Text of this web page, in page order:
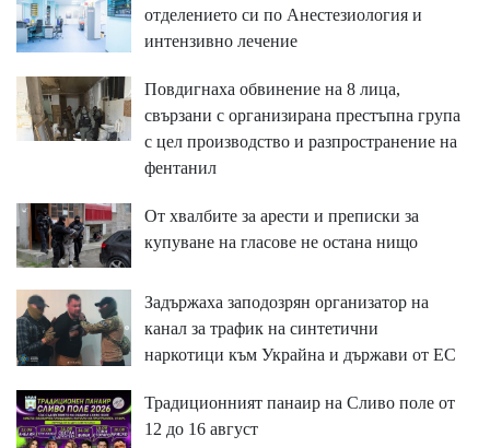
отделението си по Анестезиология и
интензивно лечение
Повдигнаха обвинение на 8 лица,
свързани с организирана престъпна група
с цел производство и разпространение на
фентанил
От хвалбите за арести и преписки за
купуване на гласове не остана нищо
Задържаха заподозрян организатор на
канал за трафик на синтетични
наркотици към Украйна и държави от ЕС
Традиционният панаир на Сливо поле от
12 до 16 август